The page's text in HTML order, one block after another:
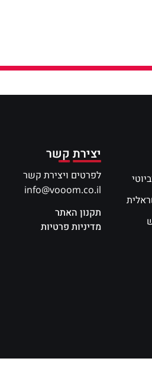
יצירת קשר
לפרטים ויצירת קשר
info@vooom.co.il
תקנון האתר
מדיניות פרטיות